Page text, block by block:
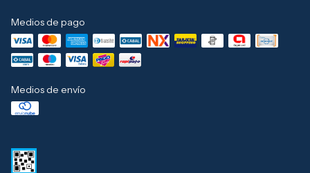
Medios de pago
Medios de envío